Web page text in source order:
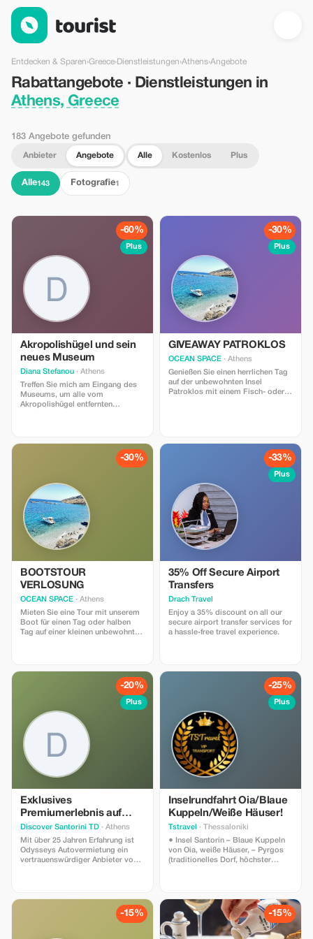
Rabattangebote · Dienstleistungen in Athens, Greece —
Entdecken & Sparen›Greece›Dienstleistungen›Athens›Angebote
Rabattangebote · Dienstleistungen in
Athens, Greece
183 Angebote gefunden
Anbieter Angebote Alle Kostenlos Plus
Alle143 Fotografie1
-60%
Plus
Akropolishügel und sein
neues Museum
Diana Stefanou · Athens
Treffen Sie mich am Eingang des
Museums, um alle vom
Akropolishügel entfernten
anschließend den Akropolishügel
mit seinen Tempeln und der
atemberaubenden Aussicht!
-30%
Plus
GIVEAWAY PATROKLOS
OCEAN SPACE · Athens
Genießen Sie einen herrlichen Tag
auf der unbewohnten Insel
Patroklos mit einem Fisch- oder
-30%
BOOTSTOUR
VERLOSUNG
OCEAN SPACE · Athens
Mieten Sie eine Tour mit unserem
Boot für einen Tag oder halben
Tag auf einer kleinen unbewohnten
Personen).
-33%
Plus
35% Off Secure Airport
Transfers
Drach Travel
Enjoy a 35% discount on all our
secure airport transfer services for
a hassle-free travel experience.
-20%
Plus
Exklusives
Premiumerlebnis auf
Santorin
Discover Santorini TD · Athens
Mit über 25 Jahren Erfahrung ist
Odysseys Autovermietung ein
vertrauenswürdiger Anbieter von
Griechenland. Haben Sie Spaß,
entspannen Sie sich und genießen
Sie Ihren Urlaub. Wenn es um
-25%
Plus
Inselrundfahrt Oia/Blaue
Kuppeln/Weiße Häuser!
Tstravel
· Thessaloniki
● Insel Santorin – Blaue Kuppeln
von Oia, weiße Häuser, – Pyrgos
(traditionelles Dorf, höchster
Strand (Fotografie), – Schwarzer
Sandstrand (Entspannung,
Mittagessen, Cocktails) *Der
Fahrer erzählt Geschichten und
-15% -15%